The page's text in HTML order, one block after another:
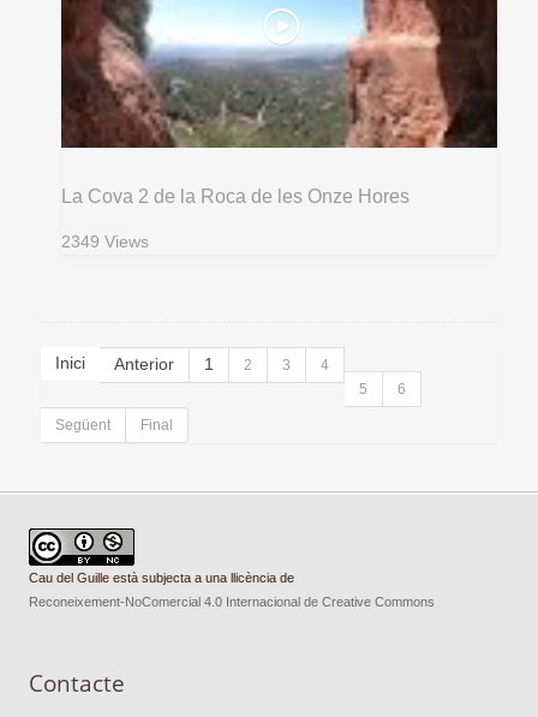
La Cova 2 de la Roca de les Onze Hores
2349 Views
Inici Anterior 1 2 3
4
5
6
Següent Final
Cau del Guille està subjecta a una llicència de
Reconeixement-NoComercial 4.0 Internacional de Creative Commons
Contacte